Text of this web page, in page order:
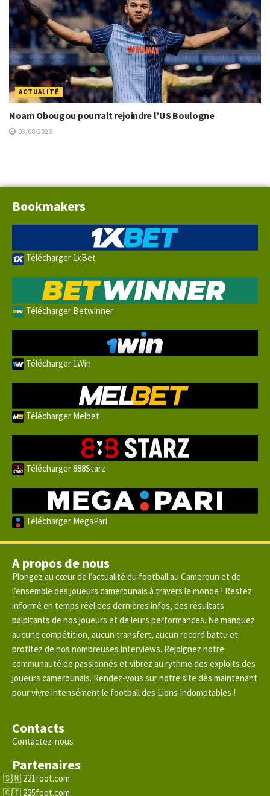
ACTUALITÉ
Noam Obougou pourrait rejoindre l’US Boulogne
03/08/2026
Bookmakers
Télécharger 1xBet
Télécharger Betwinner
Télécharger 1Win
Télécharger Melbet
Télécharger 888Starz
Télécharger MegaPari
A propos de nous
Plongez au cœur de l’actualité du football au Cameroun et de
l’ensemble des joueurs camerounais à travers le monde ! Restez
informé en temps réel des dernières infos, des résultats
palpitants de nos joueurs et de leurs performances. Ne manquez
aucune compétition, aucun transfert, aucun record battu et
profitez de nos nombreuses interviews. Rejoignez notre
communauté de passionnés et vibrez au rythme des exploits des
joueurs camerounais. Rendez-vous sur notre site dès maintenant
pour vivre intensément le football des Lions Indomptables !
Contacts
Contactez-nous
Partenaires
221foot.com
225foot.com